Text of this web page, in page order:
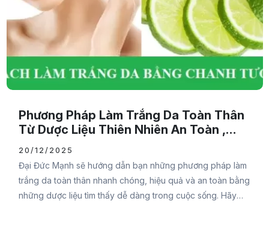
Phương Pháp Làm Trắng Da Toàn Thân
Từ Dược Liệu Thiên Nhiên An Toàn ,
HIệu Quả
20/12/2025
Đại Đức Mạnh sẽ hướng dẫn bạn những phương pháp làm
trắng da toàn thân nhanh chóng, hiệu quả và an toàn bằng
những dược liệu tìm thấy dễ dàng trong cuộc sống. Hãy